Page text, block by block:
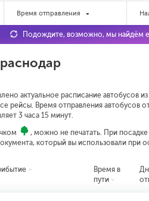
Время отправления
актуальное расписание автобусов
рейсы. Время отправления автобусов
3 часа 15 минут.
, можно не печатать. При
который вы использовали при
Подождите, возможно, мы найдём
Время в
пути